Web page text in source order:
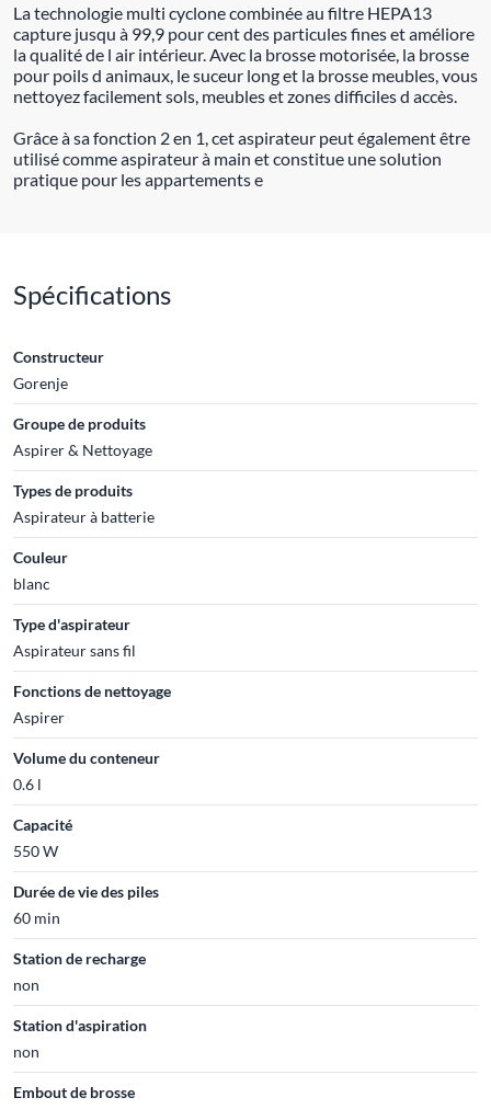
La technologie multi cyclone combinée au filtre HEPA13
capture jusqu à 99,9 pour cent des particules fines et améliore
la qualité de l air intérieur. Avec la brosse motorisée, la brosse
pour poils d animaux, le suceur long et la brosse meubles, vous
nettoyez facilement sols, meubles et zones difficiles d accès.
Grâce à sa fonction 2 en 1, cet aspirateur peut également être
utilisé comme aspirateur à main et constitue une solution
pratique pour les appartements e
Spécifications
Constructeur
Gorenje
Groupe de produits
Aspirer & Nettoyage
Types de produits
Aspirateur à batterie
Couleur
blanc
Type d'aspirateur
Aspirateur sans fil
Fonctions de nettoyage
Aspirer
Volume du conteneur
0.6 l
Capacité
550 W
Durée de vie des piles
60 min
Station de recharge
non
Station d'aspiration
non
Embout de brosse